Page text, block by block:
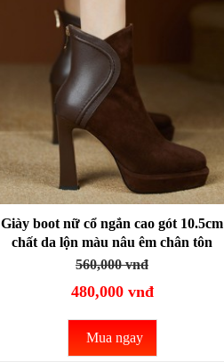
Giày boot nữ cổ ngắn cao gót 10.5cm
chất da lộn màu nâu êm chân tôn
dáng GBN26C
560,000 vnđ
480,000 vnđ
Mua ngay